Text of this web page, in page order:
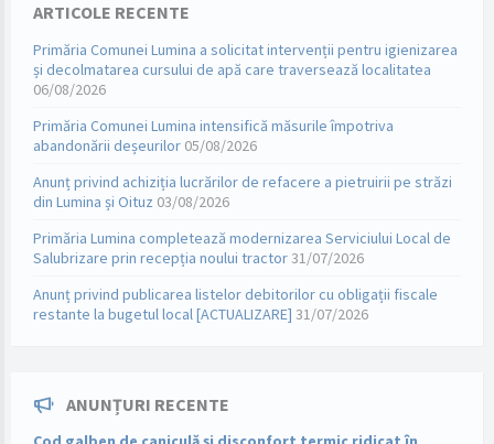
ARTICOLE RECENTE
Primăria Comunei Lumina a solicitat intervenții pentru igienizarea
și decolmatarea cursului de apă care traversează localitatea
06/08/2026
Primăria Comunei Lumina intensifică măsurile împotriva
abandonării deșeurilor 05/08/2026
Anunț privind achiziția lucrărilor de refacere a pietruirii pe străzi
din Lumina și Oituz 03/08/2026
Primăria Lumina completează modernizarea Serviciului Local de
Salubrizare prin recepția noului tractor31/07/2026
Anunț privind publicarea listelor debitorilor cu obligații fiscale
restante la bugetul local [ACTUALIZARE] 31/07/2026
ANUNȚURI RECENTE